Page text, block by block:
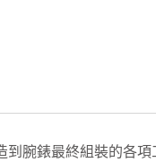
腕錶最終組裝的各